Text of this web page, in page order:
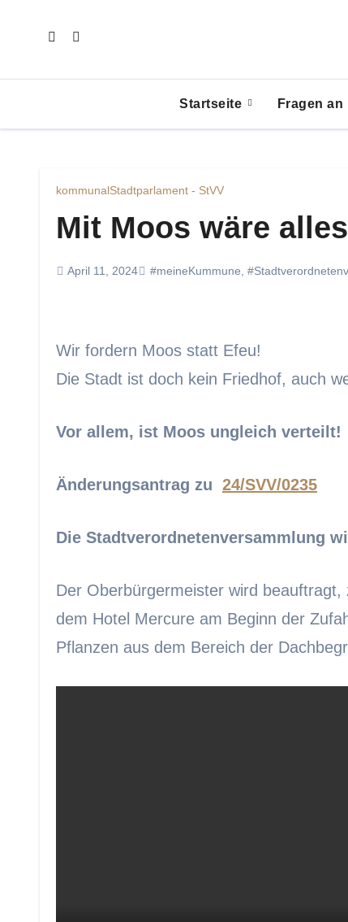
Startseite Fragen
kommunalStadtparlament - StVV
Mit Moos wäre
April 11, 2024 #meineKummune
Wir fordern Moos statt Efeu!
Die Stadt ist doch kein Friedhof, auch
Vor allem, ist Moos ungleich verteilt!
Änderungsantrag zu 24/SVV/0235
Die Stadtverordnetenversammlung
Der Oberbürgermeister wird
dem Hotel Mercure am Beginn der
Pflanzen aus dem Bereich der